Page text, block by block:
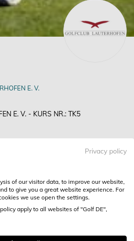
E. V.
E. V. - KURS NR.: TK5
Neu aufbereitete Inhalte und
den Golfern inspirieren und
und Körper funktionieren.
Privacy policy
of our visitor data, to improve our website,
to give you a great website experience. For
we use open the settings.
apply to all websites of "Golf DE",